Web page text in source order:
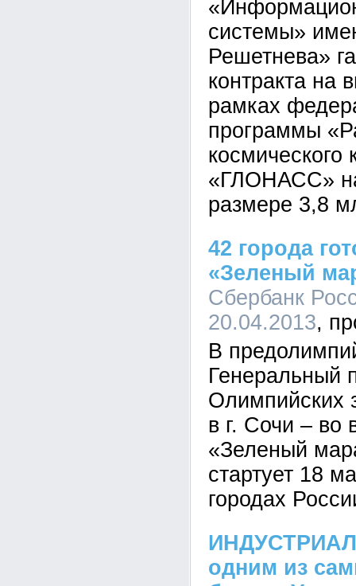
системы»
Решетнева»
контракта на
рамках
программы
«ГЛОНАСС»
размере 3,8
42 города
«Зеленый
Сбербанк
20.04.2013
В
Генеральный
Олимпийских
в г. Сочи – во
«Зеленый
стартует 18
городах
одним из